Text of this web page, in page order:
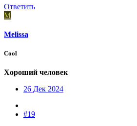
Ответить
M
Melissa
Cool
Хороший человек
26 Дек 2024
#19